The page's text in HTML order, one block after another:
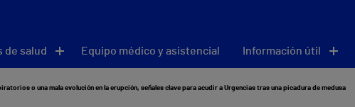
de salud Equipo médico y asistencial Información útil
o una mala evolución en la erupción, señales clave para acudir a Urgencias tras una picadura de medusa